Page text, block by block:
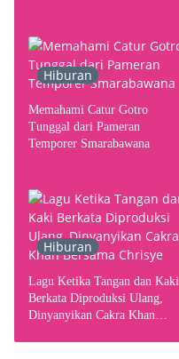
Hiburan
Memahami Catur Gotro
Tunggal dari Pameran
Temporer Smarabawana
Hiburan
Lagu Ketika Tangan dan Kaki
Berkata Diproduksi Ulang,
Dinyanyikan Cakra Khan